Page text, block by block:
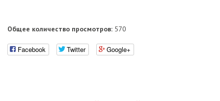
Общее количество просмотров: 570
Facebook Twitter Google+